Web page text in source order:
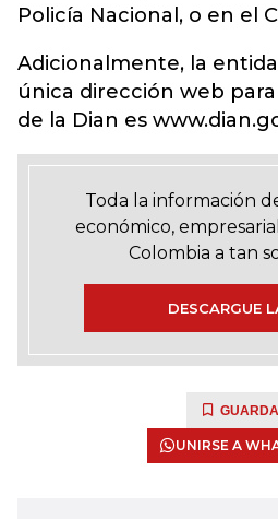
Policía Nacional, o en el
Adicionalmente, la
única dirección web
de la Dian es
Toda la información
económico,
Colombia a tan
DESCARGUE
UNIRSE A